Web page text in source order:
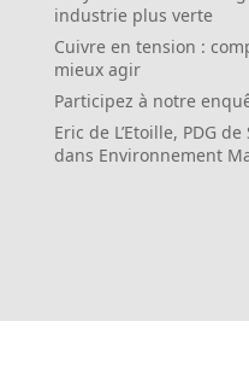
industrie plus verte
Cuivre en tension :
mieux agir
Participez à notre
Eric de L’Etoille, PDG
dans Environnement